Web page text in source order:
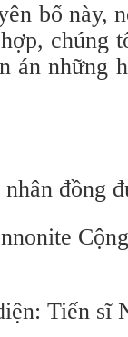
bố này,
chúng
án những
đồng
Tiến sĩ